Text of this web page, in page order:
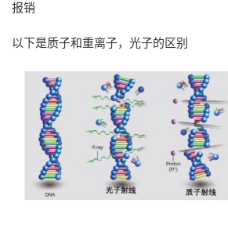
报销
以下是质子和重离子，光子的区别